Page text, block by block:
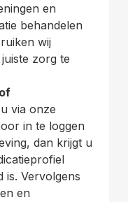
en
behandelen
wij
zorg te
via onze
in te loggen
dan krijgt u
is. Vervolgens
en